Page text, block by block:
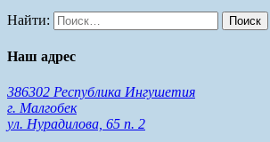
Найти:
Наш адрес
386302 Республика Ингушетия
г. Малгобек
ул. Нурадилова, 65 п. 2